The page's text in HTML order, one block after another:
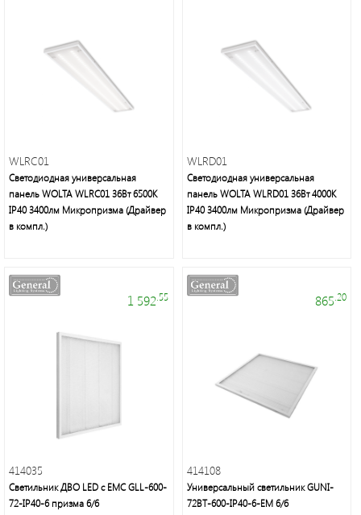
Электроустановочные
изделия
товары
Maytoni
Group
WLRC01
Светодиодная универсальная
панель WOLTA WLRC01 36Вт 6500К
IP40 3400лм Микропризма (Драйвер
в компл.)
WLRD01
Светодиодная универсальная
панель WOLTA WLRD01 36Вт 4000К
IP40 3400лм Микропризма (Драйвер
в компл.)
1 592 .55
414035
Светильник ДВО LED с ЕМС GLL-600-
72-IP40-6 призма 6/6
865 .20
414108
Универсальный светильник GUNI-
72BT-600-IP40-6-EM 6/6